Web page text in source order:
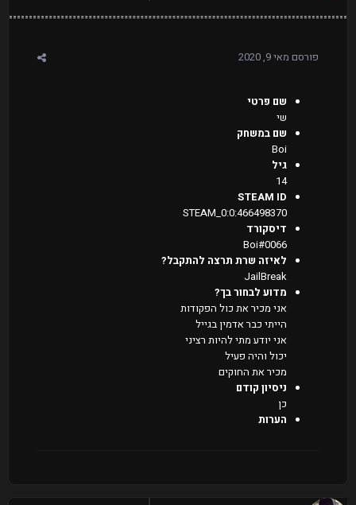
פורסם מאי 9, 2020
שם פרטי
שי
שם במשחק
Boi
גיל
14
STEAM ID
STEAM_0:0:466498370
דיסקורד
Boi#0066
לאיזה שרת תרצה להתקבל?
JailBreak
מדוע לבחור בך?
אני מכיר את כול הפקודות
הייתי כבר אדמין בגייל
אני יודע מתי להיות רציני
יכול והיה פעיל
מכיר את החוקים
ניסיון קודם
כן
הערות